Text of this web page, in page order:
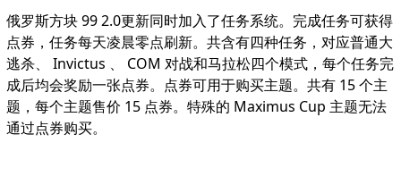
俄罗斯方块 99 2.0更新同时加入了任务系统。完成任务可获得
点券，任务每天凌晨零点刷新。共含有四种任务，对应普通大
逃杀、 Invictus 、 COM 对战和马拉松四个模式，每个任务完
成后均会奖励一张点券。点券可用于购买主题。共有 15 个主
题，每个主题售价 15 点券。特殊的 Maximus Cup 主题无法
通过点券购买。